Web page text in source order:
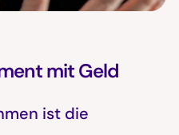
mit Geld
ist die